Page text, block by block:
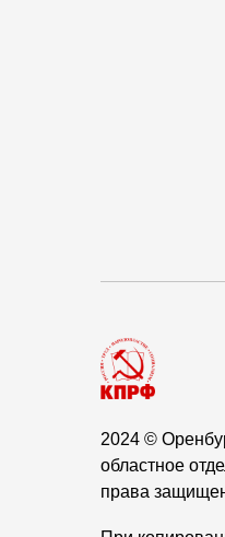
2024 ©
областное
права